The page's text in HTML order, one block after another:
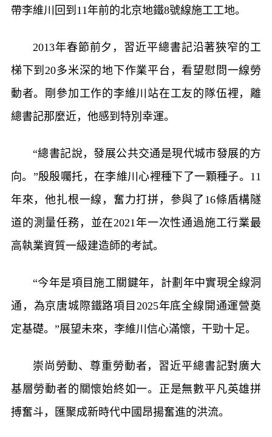
帶李維川回到11年前的北京地鐵8號線施工工地。
2013年春節前夕，習近平總書記沿著狹窄的工
梯下到20多米深的地下作業平台，看望慰問一線勞
動者。剛參加工作的李維川站在工友的隊伍裡，離
總書記那麼近，他感到特別幸運。
“總書記說，發展公共交通是現代城市發展的方
向。”殷殷囑托，在李維川心裡種下了一顆種子。11
年來，他扎根一線，奮力打拼，參與了16條盾構隧
道的測量任務，並在2021年一次性通過施工行業最
高執業資質一級建造師的考試。
“今年是項目施工關鍵年，計劃年中實現全線洞
通，為京唐城際鐵路項目2025年底全線開通運營奠
定基礎。”展望未來，李維川信心滿懷，干勁十足。
崇尚勞動、尊重勞動者，習近平總書記對廣大
基層勞動者的關懷始終如一。正是無數平凡英雄拼
搏奮斗，匯聚成新時代中國昂揚奮進的洪流。